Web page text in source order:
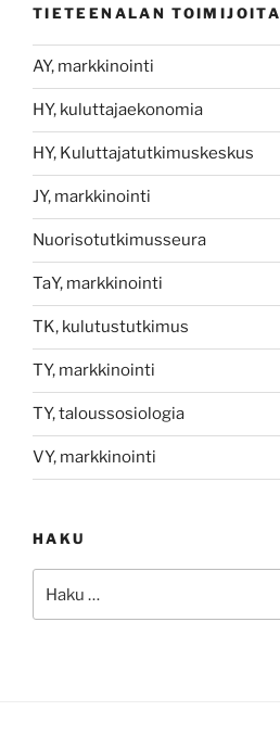
TIETEENALAN TOIMIJOITA
AY, markkinointi
HY, kuluttajaekonomia
HY, Kuluttajatutkimuskeskus
JY, markkinointi
Nuorisotutkimusseura
TaY, markkinointi
TK, kulutustutkimus
TY, markkinointi
TY, taloussosiologia
VY, markkinointi
HAKU